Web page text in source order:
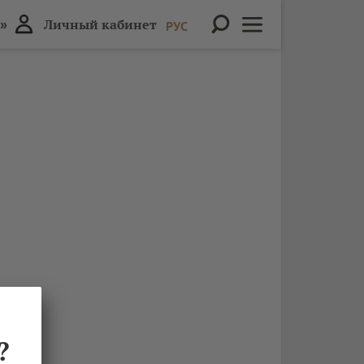
Личный кабинет РУС